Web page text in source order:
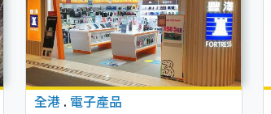
全港 . 電子產品